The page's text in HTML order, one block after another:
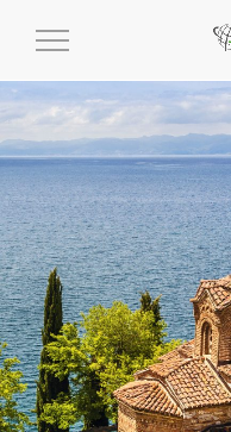
MENÜ
UND
AUSKLAPPEN